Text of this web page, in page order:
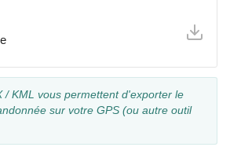
/ KML vous permettent d'exporter le
sur votre GPS (ou autre outil